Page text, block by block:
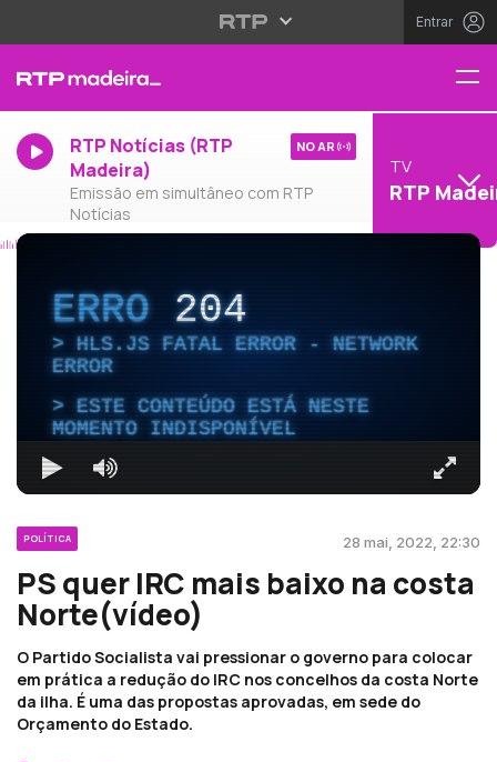
Entrar
RTP Notícias (RTP
Madeira)
Emissão em simultâneo com RTP
Notícias
NO AR
TV
RTP
ERRO204
HLS.JS FATAL ERROR - NETWORK
ERROR
ESTE CONTEÚDO ESTÁ NESTE
MOMENTO INDISPONÍVEL
POLÍTICA 28 mai, 2022, 22:30
PS quer IRC mais baixo na costa
Norte(vídeo)
O Partido Socialista vai pressionar o governo para colocar
em prática a redução do IRC nos concelhos da costa Norte
da ilha. É uma das propostas aprovadas, em sede do
Orçamento do Estado.